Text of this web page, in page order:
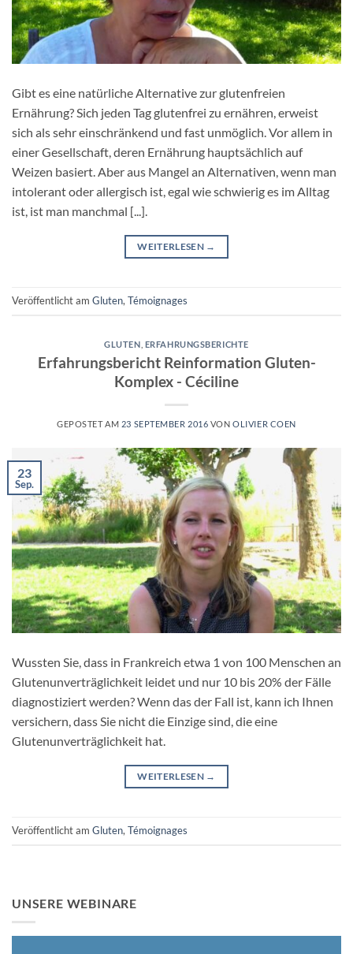
Gibt es eine natürliche Alternative zur glutenfreien
Ernährung? Sich jeden Tag glutenfrei zu ernähren, erweist
sich als sehr einschränkend und fast unmöglich. Vor allem in
einer Gesellschaft, deren Ernährung hauptsächlich auf
Weizen basiert. Aber aus Mangel an Alternativen, wenn man
intolerant oder allergisch ist, egal wie schwierig es im Alltag
ist, ist man manchmal [...].
WEITERLESEN →
Veröffentlicht am Gluten,Témoignages
GLUTEN ERFAHRUNGSBERICHTE
Erfahrungsbericht Reinformation Gluten-
Komplex - Céciline
GEPOSTET AM 23 SEPTEMBER 2016 VONOLIVIER COEN
23
Sep.
Wussten Sie, dass in Frankreich etwa 1 von 100 Menschen an
Glutenunverträglichkeit leidet und nur 10 bis 20% der Fälle
diagnostiziert werden? Wenn das der Fall ist, kann ich Ihnen
versichern, dass Sie nicht die Einzige sind, die eine
Glutenunverträglichkeit hat.
WEITERLESEN →
Veröffentlicht am Gluten, Témoignages
UNSERE WEBINARE